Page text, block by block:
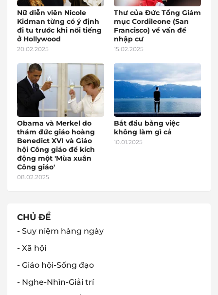
Nữ diễn viên Nicole
Kidman từng có ý định
đi tu trước khi nổi tiếng
ở Hollywood
20.02.2025
Thư của Đức Tổng Giám
mục Cordileone (San
Francisco) về vấn đề
nhập cư
15.02.2025
Obama và Merkel do
thám đức giáo hoàng
Benedict XVI và Giáo
hội Công giáo để kích
động một 'Mùa xuân
Công giáo'
08.02.2025
Bắt đầu bằng việc
không làm gì cả
10.01.2025
CHỦ ĐỀ
- Suy niệm hàng ngày
- Xã hội
- Giáo hội-Sống đạo
- Nghe-Nhìn-Giải trí